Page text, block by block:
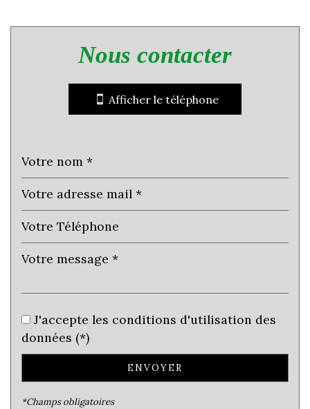
statistiques
Nombre d'habitants
Taxe foncière
Habitants de 25 à 55 ans
39,57 %
Habitants de plus de 55 ans
Nombre d'enfants par famille
Familles avec 1 ou 2 enfants
0 %
Maisons
16,90 %
Appartements
Familles avec 3 enfants
nous contacter
Afficher le téléphone
J'accepte les conditions d'utilisation des
données (*)
ENVOYER
*Champs obligatoires